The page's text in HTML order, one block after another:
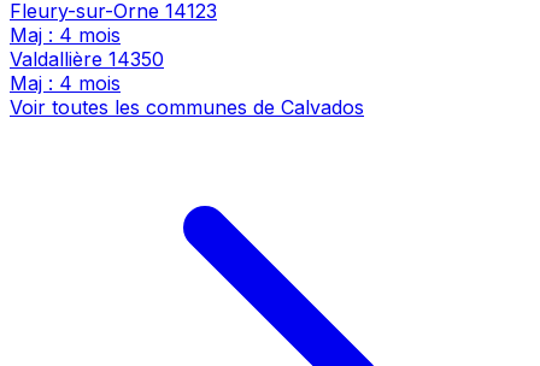
Fleury-sur-Orne 14123
Maj : 4 mois
Valdallière 14350
Maj : 4 mois
Voir toutes les communes de Calvados